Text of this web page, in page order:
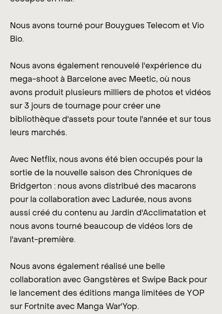
Nous avons tourné pour Bouygues Telecom et Vio
Bio.
Nous avons également renouvelé l'expérience du
mega-shoot à Barcelone avec Meetic, où nous
avons produit plusieurs milliers de photos et vidéos
sur 3 jours de tournage pour créer une
bibliothèque d'assets pour toute l'année et sur tous
leurs marchés.
Avec Netflix, nous avons été bien occupés pour la
sortie de la nouvelle saison des Chroniques de
Bridgerton : nous avons distribué des macarons
pour la collaboration avec Ladurée, nous avons
aussi créé du contenu au Jardin d'Acclimatation et
nous avons tourné beaucoup de vidéos lors de
l'avant-première.
Nous avons également réalisé une belle
collaboration avec Gangstères et Swipe Back pour
le lancement des éditions manga limitées de YOP
sur Fortnite avec Manga War'Yop.